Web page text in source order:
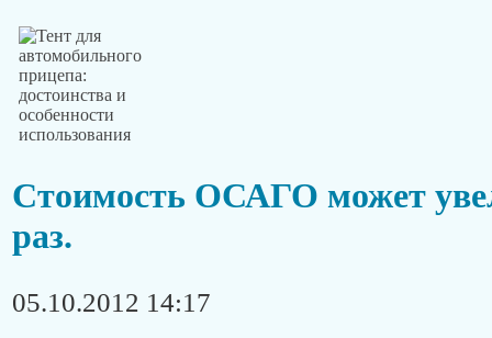
Стоимость ОСАГО может
раз.
05.10.2012 14:17